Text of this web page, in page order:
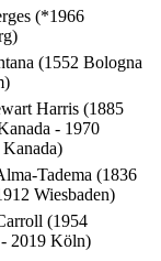
(*1966
(1552 Bologna
Harris (1885
- 1970
Tadema (1836
Wiesbaden)
(1954
2019 Köln)